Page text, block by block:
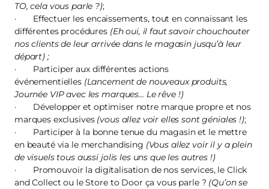
TO, cela vous parle ?);
· Effectuer les encaissements, tout en connaissant les
différentes procédures (Eh oui, il faut savoir chouchouter
nos clients de leur arrivée dans le magasin jusqu’à leur
départ) ;
· Participer aux différentes actions
événementielles (Lancement de nouveaux produits,
Journée VIP avec les marques… Le rêve !)
· Développer et optimiser notre marque propre et nos
marques exclusives (vous allez voir elles sont géniales !);
· Participer à la bonne tenue du magasin et le mettre
en beauté via le merchandising (Vous allez voir il y a plein
de visuels tous aussi jolis les uns que les autres !)
· Promouvoir la digitalisation de nos services, le Click
and Collect ou le Store to Door ça vous parle ? (Qu’on se